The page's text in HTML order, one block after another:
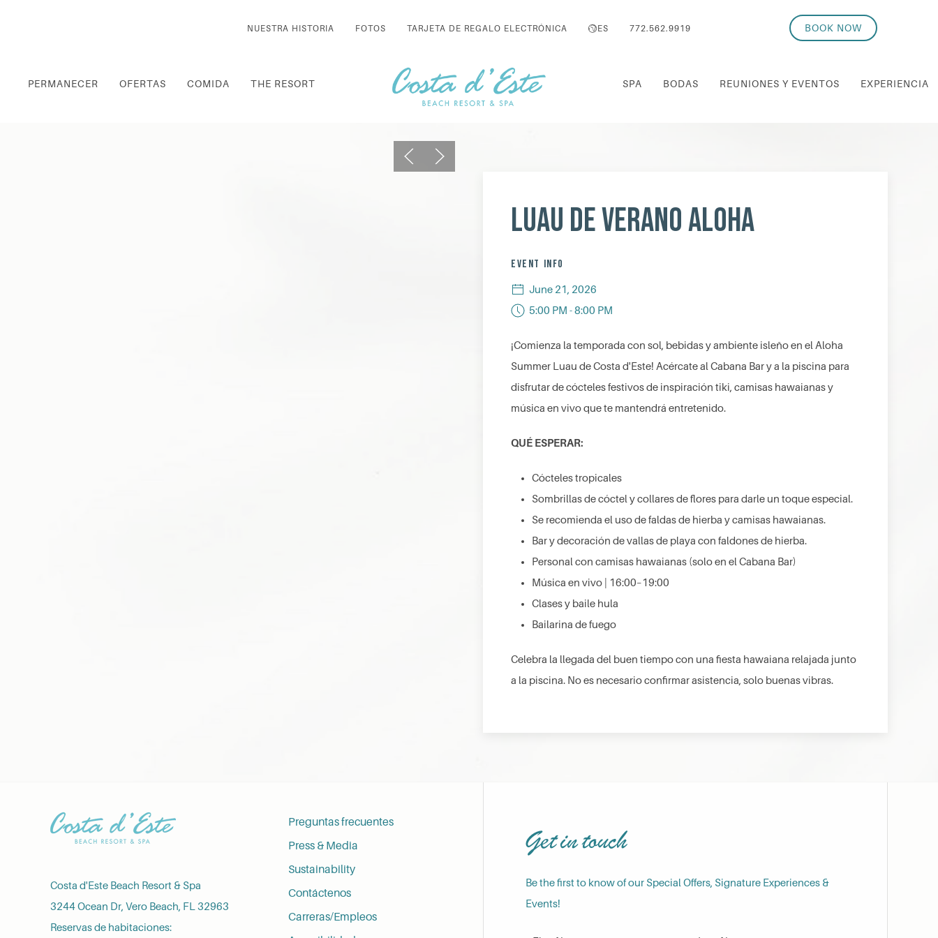
NUESTRA HISTORIA FOTOS TARJETA DE REGALO ELECTRÓNICA ES 772.562.9919 BOOK NOW
PERMANECER OFERTAS COMIDA THE RESORT SPA BODAS REUNIONES Y EVENTOS EXPERIENCIA
PreviousNext
Luau de verano Aloha
EVENT INFO
June 21, 2026
5:00 PM - 8:00 PM
¡Comienza la temporada con sol, bebidas y ambiente isleño en el Aloha
Summer Luau de Costa d'Este! Acércate al Cabana Bar y a la piscina para
disfrutar de cócteles festivos de inspiración tiki, camisas hawaianas y
música en vivo que te mantendrá entretenido.
QUÉ ESPERAR:
Cócteles tropicales
Sombrillas de cóctel y collares de flores para darle un toque especial.
Se recomienda el uso de faldas de hierba y camisas hawaianas.
Bar y decoración de vallas de playa con faldones de hierba.
Personal con camisas hawaianas (solo en el Cabana Bar)
Música en vivo | 16:00–19:00
Clases y baile hula
Bailarina de fuego
Celebra la llegada del buen tiempo con una fiesta hawaiana relajada junto
a la piscina. No es necesario confirmar asistencia, solo buenas vibras.
Costa d'Este Beach Resort & Spa
3244 Ocean Dr, Vero Beach, FL 32963
Reservas de habitaciones:
Preguntas frecuentes
Press & Media
Sustainability
Contáctenos
Carreras/Empleos
Get in touch
Be the first to know of our Special Offers, Signature Experiences &
Events!